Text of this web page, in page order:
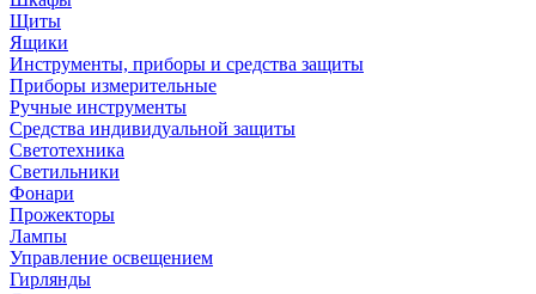
Щиты
Ящики
Инструменты, приборы и средства защиты
Приборы измерительные
Ручные инструменты
Средства индивидуальной защиты
Светотехника
Светильники
Фонари
Прожекторы
Лампы
Управление освещением
Гирлянды